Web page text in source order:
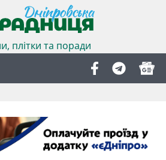
плітки та поради